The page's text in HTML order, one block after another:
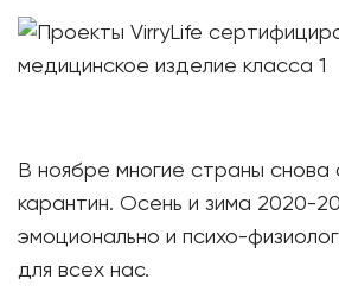
В ноябре многие страны снова
карантин. Осень и зима 2020-
эмоционально и психо-
для всех нас.